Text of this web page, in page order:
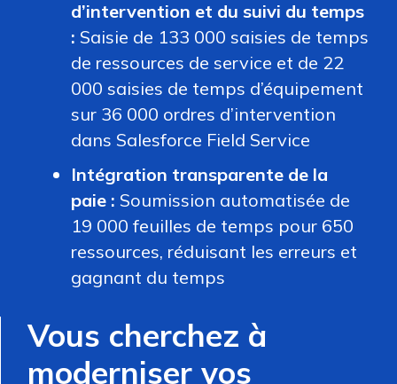
d’intervention et du suivi du temps
: Saisie de 133 000 saisies de temps
de ressources de service et de 22
000 saisies de temps d’équipement
sur 36 000 ordres d’intervention
dans Salesforce Field Service
Intégration transparente de la
paie : Soumission automatisée de
19 000 feuilles de temps pour 650
ressources, réduisant les erreurs et
gagnant du temps
Vous cherchez à
moderniser vos